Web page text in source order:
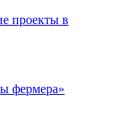
проекты в
фермера»